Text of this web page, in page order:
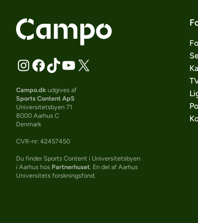
Campo.dk udgives af
Sports Content ApS
Universitetsbyen 71
8000 Aarhus C
Denmark
CVR-nr: 42457450
Du finder Sports Content i Universitetsbyen
i Aarhus hos Partnerhuset . En del af Aarhus
Universitets forskningsfond.